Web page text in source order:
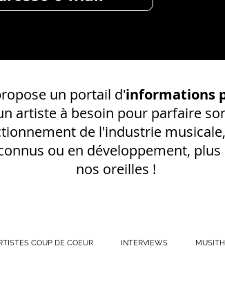
un portail d'informations
artiste à besoin pour parfaire
de l'industrie
ou en développement,
nos oreilles !
COUP DE COEUR INTERVIEWS